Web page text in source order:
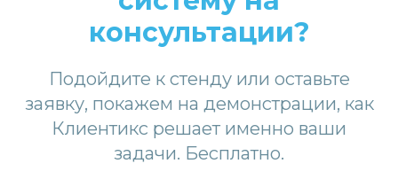
консультации?
Подойдите к стенду или оставьте
заявку, покажем на демонстрации, как
Клиентикс решает именно ваши
задачи. Бесплатно.